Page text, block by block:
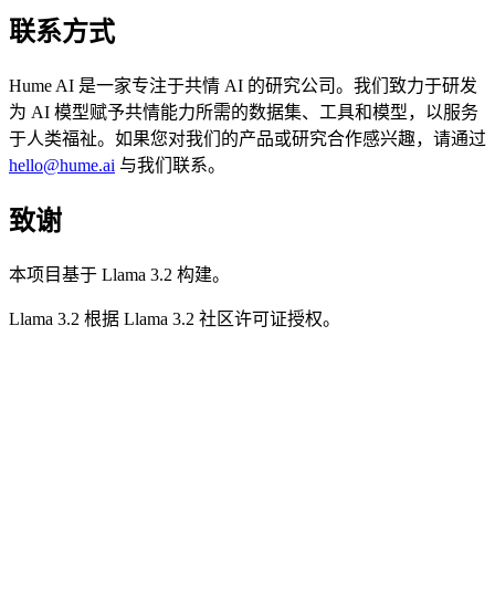
联系方式
Hume AI 是一家专注于共情 AI 的研究公司。我们致力于研发
为 AI 模型赋予共情能力所需的数据集、工具和模型，以服务
于人类福祉。如果您对我们的产品或研究合作感兴趣，请通过
hello@hume.ai 与我们联系。
致谢
本项目基于 Llama 3.2 构建。
Llama 3.2 根据 Llama 3.2 社区许可证授权。